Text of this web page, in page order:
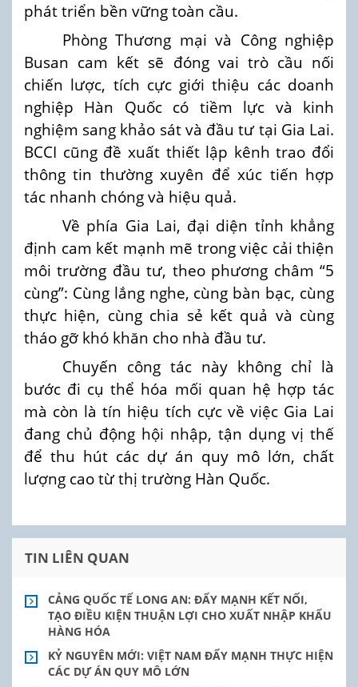
phát triển bền vững toàn cầu.
Phòng Thương mại và Công nghiệp
Busan cam kết sẽ đóng vai trò cầu nối
chiến lược, tích cực giới thiệu các doanh
nghiệp Hàn Quốc có tiềm lực và kinh
nghiệm sang khảo sát và đầu tư tại Gia Lai.
BCCI cũng đề xuất thiết lập kênh trao đổi
thông tin thường xuyên để xúc tiến hợp
tác nhanh chóng và hiệu quả.
Về phía Gia Lai, đại diện tỉnh khẳng
định cam kết mạnh mẽ trong việc cải thiện
môi trường đầu tư, theo phương châm “5
cùng”: Cùng lắng nghe, cùng bàn bạc, cùng
thực hiện, cùng chia sẻ kết quả và cùng
tháo gỡ khó khăn cho nhà đầu tư.
Chuyến công tác này không chỉ là
bước đi cụ thể hóa mối quan hệ hợp tác
mà còn là tín hiệu tích cực về việc Gia Lai
đang chủ động hội nhập, tận dụng vị thế
để thu hút các dự án quy mô lớn, chất
lượng cao từ thị trường Hàn Quốc.
TIN LIÊN QUAN
CẢNG QUỐC TẾ LONG AN: ĐẨY MẠNH KẾT NỐI,
TẠO ĐIỀU KIỆN THUẬN LỢI CHO XUẤT NHẬP KHẨU
HÀNG HÓA
KỶ NGUYÊN MỚI: VIỆT NAM ĐẨY MẠNH THỰC HIỆN
CÁC DỰ ÁN QUY MÔ LỚN